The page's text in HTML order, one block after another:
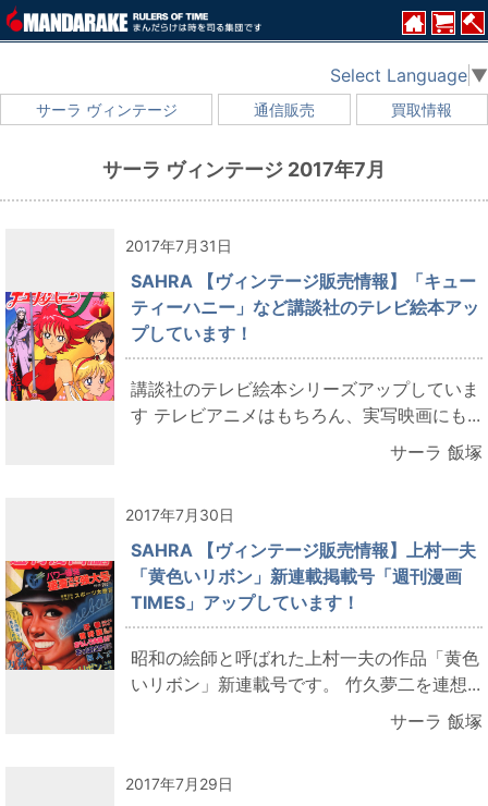
サーラ ヴィンテージ 通信販売 買取情報
Select Language ▼
サーラ ヴィンテージ 2017年7月
2017年7月31日
SAHRA 【ヴィンテージ販売情報】「キュー
ティーハニー」など講談社のテレビ絵本アッ
プしています！
講談社のテレビ絵本シリーズアップしていま
す テレビアニメはもちろん、実写映画にも...
サーラ 飯塚
2017年7月30日
SAHRA 【ヴィンテージ販売情報】上村一夫
「黄色いリボン」新連載掲載号「週刊漫画
TIMES」アップしています！
昭和の絵師と呼ばれた上村一夫の作品「黄色
いリボン」新連載号です。 竹久夢二を連想...
サーラ 飯塚
2017年7月29日